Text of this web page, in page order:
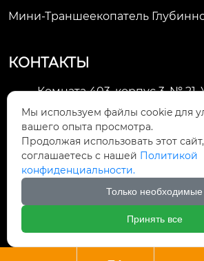
Мини-Траншеекопатель
КОНТАКТЫ
Комната 403, корпус 3, № 21,
Зона экономического
город Уси
li@futaogroup.com

Мы используем файлы cookie для
вашего опыта просмотра.
Продолжая использовать этот
соглашаетесь с нашей Политикой
конфиденциальности.
Только необходимые
Принять все